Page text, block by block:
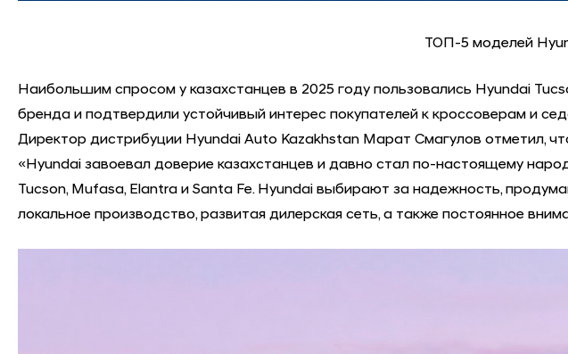
ТОП-5 моделей
Наибольшим спросом у казахстанцев в 2025 году пользовались Hyundai
бренда и подтвердили устойчивый интерес покупателей к кроссоверам и
Директор дистрибуции Hyundai Auto Kazakhstan Марат Смагулов отметил,
«Hyundai завоевал доверие казахстанцев и давно стал по-настоящему
Tucson, Mufasa, Elantra и Santa Fe. Hyundai выбирают за надежность,
локальное производство, развитая дилерская сеть, а также постоянное